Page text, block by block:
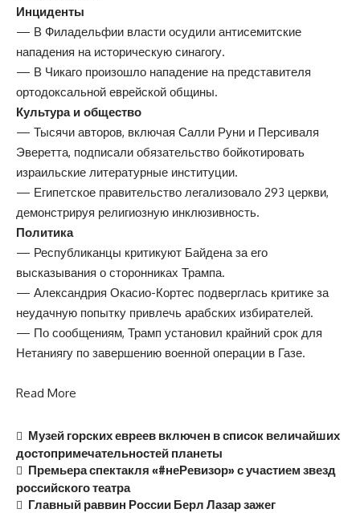
Инциденты
— В Филадельфии власти осудили антисемитские
нападения на историческую синагогу.
— В Чикаго произошло нападение на представителя
ортодоксальной еврейской общины.
Культура и общество
— Тысячи авторов, включая Салли Руни и Персиваля
Эверетта, подписали обязательство бойкотировать
израильские литературные институции.
— Египетское правительство легализовало 293 церкви,
демонстрируя религиозную инклюзивность.
Политика
— Республиканцы критикуют Байдена за его
высказывания о сторонниках Трампа.
— Александрия Окасио-Кортес подверглась критике за
неудачную попытку привлечь арабских избирателей.
— По сообщениям, Трамп установил крайний срок для
Нетаниягу по завершению военной операции в Газе.
Read More
Музей горских евреев включен в список величайших
достопримечательностей планеты
Премьера спектакля «#неРевизор» с участием звезд
российского театра
Главный раввин России Берл Лазар зажег